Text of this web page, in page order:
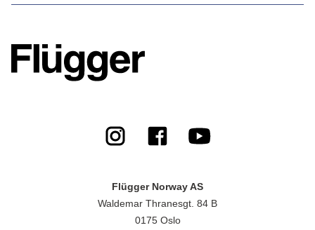
Flügger Norway AS
Waldemar Thranesgt. 84 B
0175 Oslo